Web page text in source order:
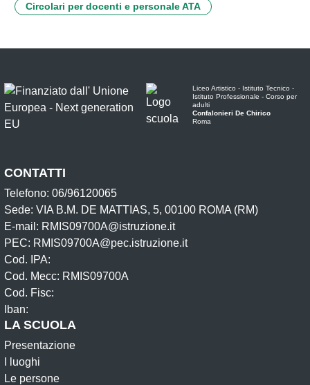
Circolari per docenti e personale ATA
Liceo Artistico - Istituto Tecnico -
Istituto Professionale - Corso per
adulti
Confalonieri De Chirico
Roma
CONTATTI
Telefono: 06/96120065
Sede: VIA B.M. DE MATTIAS, 5, 00100 ROMA (RM)
E-mail: RMIS09700A@istruzione.it
PEC: RMIS09700A@pec.istruzione.it
Cod. IPA:
Cod. Mecc: RMIS09700A
Cod. Fisc:
Iban:
LA SCUOLA
Presentazione
I luoghi
Le persone